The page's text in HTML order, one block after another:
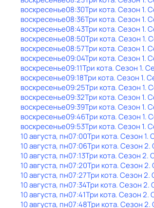
воскресенье08:30Три кота. Сезон 1.
воскресенье08:36Три кота. Сезон 1.
воскресенье08:43Три кота. Сезон 1.
воскресенье08:50Три кота. Сезон 1.
воскресенье08:57Три кота. Сезон 1.
воскресенье09:04Три кота. Сезон 1.
воскресенье09:11Три кота. Сезон 1.
воскресенье09:18Три кота. Сезон 1.
воскресенье09:25Три кота. Сезон 1.
воскресенье09:32Три кота. Сезон 1.
воскресенье09:39Три кота. Сезон 1.
воскресенье09:46Три кота. Сезон 1.
воскресенье09:53Три кота. Сезон 1.
10 августа, пн07:00Три кота. Сезон 1.
10 августа, пн07:06Три кота. Сезон 2.
10 августа, пн07:13Три кота. Сезон 2.
10 августа, пн07:20Три кота. Сезон 2.
10 августа, пн07:27Три кота. Сезон 2.
10 августа, пн07:34Три кота. Сезон 2.
10 августа, пн07:41Три кота. Сезон 2.
10 августа, пн07:48Три кота. Сезон 2.